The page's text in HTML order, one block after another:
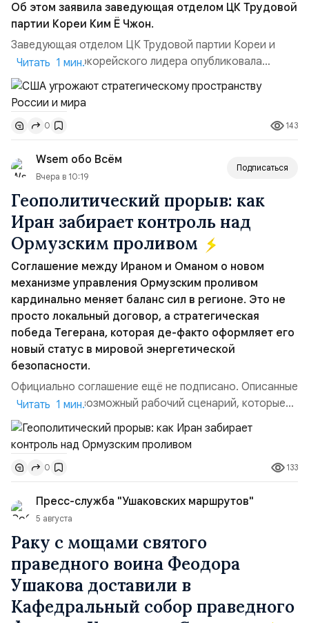
Об этом заявила заведующая отделом ЦК Трудовой
партии Кореи Ким Ё Чжон.
Заведующая отделом ЦК Трудовой партии Кореи и
сестра северокорейского лидера опубликовала
заявление для прессы в ответ на проведение Токио
совместных с флотом США запусков крылатых ракет
Томагавк.«Япония отбросила обманчивую видимость
„исключительно оборонительной страны“ и выносит
вопрос о собственном ядерном вооружении на
всеобщее обозрение, одновреме...
Читать 1 мин.
0 143
Wsem обо Всём
Вчера в 10:19
Подписаться
Геополитический прорыв: как
Иран забирает контроль над
Ормузским проливом
Соглашение между Ираном и Оманом о новом
механизме управления Ормузским проливом
кардинально меняет баланс сил в регионе. Это не
просто локальный договор, а стратегическая
победа Тегерана, которая де-факто оформляет его
новый статус в мировой энергетической
безопасности.
Официально соглашение ещё не подписано. Описанные
пункты — это возможный рабочий сценарий, которые
скорее всего будут реализованы.Разбираем ключевые
тезисы и последствия этого соглашения:. 1. Новые
доли контроля (75 на 25). Было: Ранее Иран и Оман
контролировали пролив на паритетных началах —
50/50. Стало: Новое соглашение закрепляет за
Ираном...
Читать 1 мин.
0 133
Пресс-служба "Ушаковских маршрутов"
5 августа
Раку с мощами святого
праведного воина Феодора
Ушакова доставили в
Кафедральный собор праведного